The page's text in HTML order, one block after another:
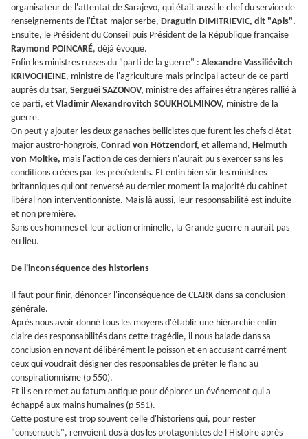
organisateur de l'attentat de Sarajevo, qui était aussi le chef du service de
renseignements de l'État-major serbe, Dragutin DIMITRIEVIC, dit "Apis".
Ensuite, le Président du Conseil puis Président de la République française
Raymond POINCARÉ, déjà évoqué.
Enfin les ministres russes du "parti de la guerre" : Alexandre Vassiliévitch
KRIVOCHËINE, ministre de l'agriculture mais principal acteur de ce parti
auprès du tsar, Serguëi SAZONOV, ministre des affaires étrangères rallié à
ce parti, et Vladimir Alexandrovitch SOUKHOLMINOV, ministre de la
guerre.
On peut y ajouter les deux ganaches bellicistes que furent les chefs d'état-
major austro-hongrois, Conrad von Hötzendorf, et allemand, Helmuth
von Moltke, mais l'action de ces derniers n'aurait pu s'exercer sans les
conditions créées par les précédents. Et enfin bien sûr les ministres
britanniques qui ont renversé au dernier moment la majorité du cabinet
libéral non-interventionniste. Mais là aussi, leur responsabilité est induite
et non première.
Sans ces hommes et leur action criminelle, la Grande guerre n'aurait pas
eu lieu.
De l'inconséquence des historiens
Il faut pour finir, dénoncer l'inconséquence de CLARK dans sa conclusion
générale.
Après nous avoir donné tous les moyens d'établir une hiérarchie enfin
claire des responsabilités dans cette tragédie, il nous balade dans sa
conclusion en noyant délibérément le poisson et en accusant carrément
ceux qui voudrait désigner des responsables de prêter le flanc au
conspirationnisme (p 550).
Et il s'en remet au fatum antique pour déplorer un événement qui a
échappé aux mains humaines (p 551).
Cette posture est trop souvent celle d'historiens qui, pour rester
"consensuels", renvoient dos à dos les protagonistes de l'Histoire après